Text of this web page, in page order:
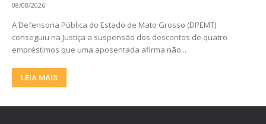
08/08/2026
A Defensoria Pública do Estado de Mato Grosso (DPEMT)
conseguiu na Justiça a suspensão dos descontos de quatro
empréstimos que uma aposentada afirma não...
LEIA MAIS